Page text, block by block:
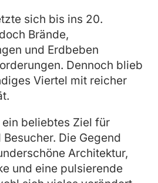
sich bis ins 20.
Brände,
und Erdbeben
Dennoch blieb
Viertel mit reicher
beliebtes Ziel für
Die Gegend
Architektur,
und eine pulsierende